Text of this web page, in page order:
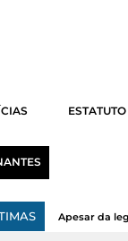
Apesar da